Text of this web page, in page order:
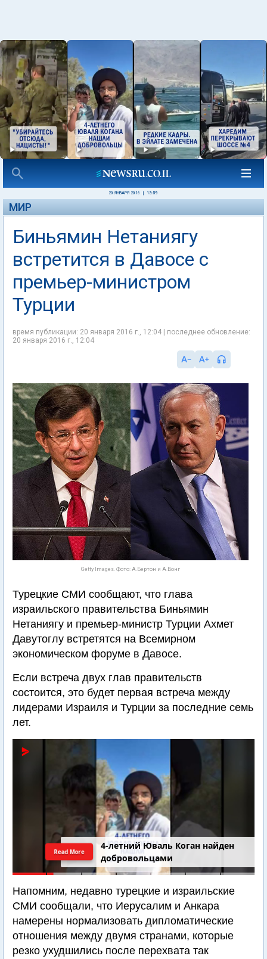
20 ЯНВАРЯ 2016 13:59
МИР
Биньямин Нетаниягу
встретится в Давосе с
премьер-министром
Турции
время публикации: 20 января 2016 г., 12:04 | последнее обновление:
20 января 2016 г., 12:04
Getty Images. Фото: А.Бертон и А.Вонг
Турецкие СМИ сообщают, что глава
израильского правительства Биньямин
Нетаниягу и премьер-министр Турции Ахмет
Давутоглу встретятся на Всемирном
экономическом форуме в Давосе.
Если встреча двух глав правительств
состоится, это будет первая встреча между
лидерами Израиля и Турции за последние семь
лет.
4-летний Юваль Коган найден
добровольцами
Read More
Напомним, недавно турецкие и израильские
СМИ сообщали, что Иерусалим и Анкара
намерены нормализовать дипломатические
отношения между двумя странами, которые
резко ухудшились после перехвата так